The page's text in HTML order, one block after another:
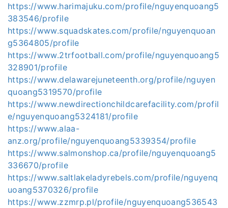
https://www.harimajuku.com/profile/nguyenquoang5
383546/profile
https://www.squadskates.com/profile/nguyenquoan
g5364805/profile
https://www.2trfootball.com/profile/nguyenquoang5
328901/profile
https://www.delawarejuneteenth.org/profile/nguyen
quoang5319570/profile
https://www.newdirectionchildcarefacility.com/profil
e/nguyenquoang5324181/profile
https://www.alaa-
anz.org/profile/nguyenquoang5339354/profile
https://www.salmonshop.ca/profile/nguyenquoang5
336670/profile
https://www.saltlakeladyrebels.com/profile/nguyenq
uoang5370326/profile
https://www.zzmrp.pl/profile/nguyenquoang536543